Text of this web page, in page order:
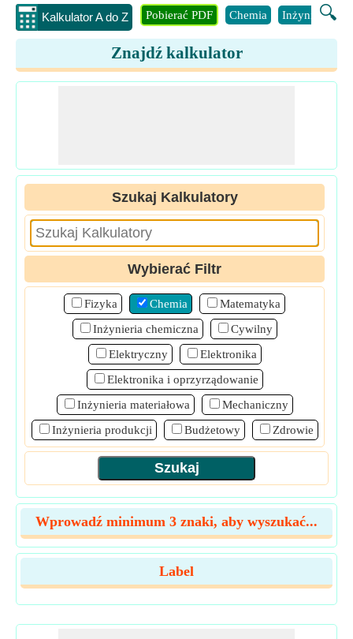
Kalkulator A do Z 🔍
Pobierać PDF Chemia Inżynieria
Znajdź kalkulator
Szukaj Kalkulatory
Wybierać Filtr
Fizyka Chemia
Matematyka
Inżynieria chemiczna
Cywilny
Elektryczny
Elektronika
Elektronika i oprzyrządowanie
Inżynieria materiałowa
Mechaniczny
Inżynieria produkcji
Budżetowy Zdrowie
Wprowadź minimum 3 znaki, aby wyszukać...
Label